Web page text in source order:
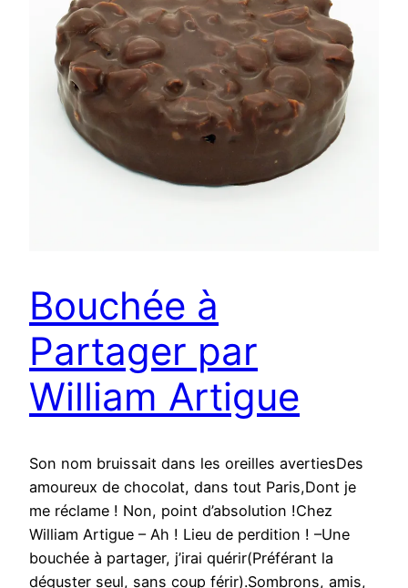
Bouchée à
Partager par
William Artigue
Son nom bruissait dans les oreilles avertiesDes
amoureux de chocolat, dans tout Paris,Dont je
me réclame ! Non, point d’absolution !Chez
William Artigue – Ah ! Lieu de perdition ! –Une
bouchée à partager, j’irai quérir(Préférant la
déguster seul, sans coup férir).Sombrons, amis,